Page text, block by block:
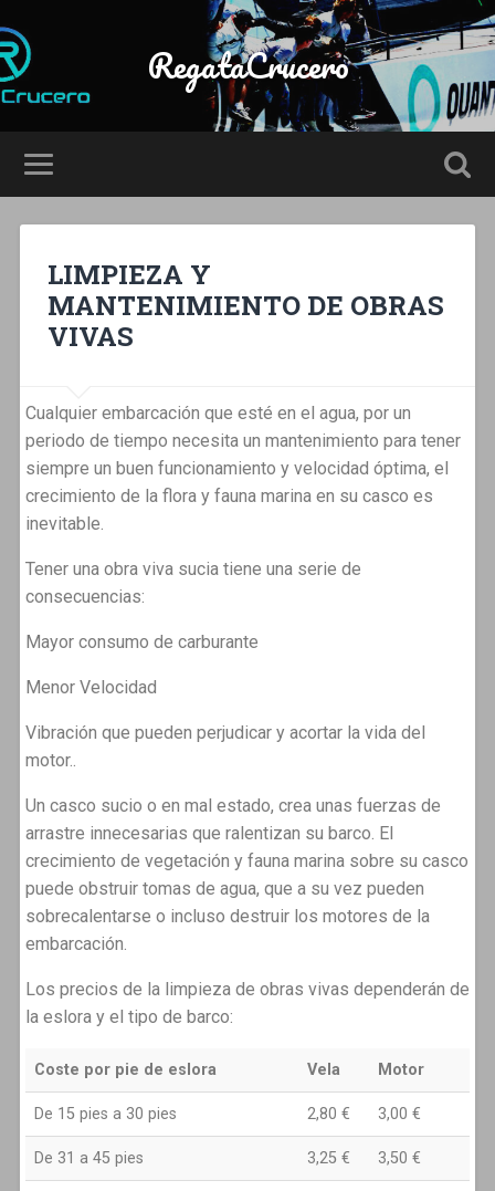
RegataCrucero
LIMPIEZA Y
MANTENIMIENTO DE OBRAS
VIVAS
Cualquier embarcación que esté en el agua, por un
periodo de tiempo necesita un mantenimiento para tener
siempre un buen funcionamiento y velocidad óptima, el
crecimiento de la flora y fauna marina en su casco es
inevitable.
Tener una obra viva sucia tiene una serie de
consecuencias:
Mayor consumo de carburante
Menor Velocidad
Vibración que pueden perjudicar y acortar la vida del
motor..
Un casco sucio o en mal estado, crea unas fuerzas de
arrastre innecesarias que ralentizan su barco. El
crecimiento de vegetación y fauna marina sobre su casco
puede obstruir tomas de agua, que a su vez pueden
sobrecalentarse o incluso destruir los motores de la
embarcación.
Los precios de la limpieza de obras vivas dependerán de
la eslora y el tipo de barco:
Coste por pie de eslora Vela Motor
De 15 pies a 30 pies 2,80 € 3,00 €
De 31 a 45 pies 3,25 € 3,50 €